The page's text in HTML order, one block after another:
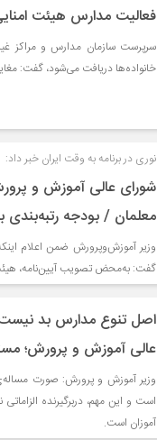
فعالیت مدارس هیئت امنایی با اصل ۳۰ قانون
سرپرست سازمان مدارس و مراکز
خانواده‌ها دریافت می‌شود، گفت: مغایرتی میان این
نوری در برنامه به وقت ایران خبر داد:
شورای عالی آموزش و
معلمان / بودجه رتبه‌بندی به ۳۶ هزار میلیارد افزایش پیدا
گفت: به‌محض تصویب آیین‌نامه،
اصل تنوع مدارس بد نیست
عالی آموزش و پرورش؛
وزیر آموزش و پرورش: صورت
است و این مهم، دربرگیرنده
آموزان است.